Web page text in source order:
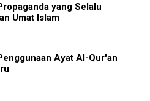
yang Selalu
Umat Islam
Ayat Al-Qur'an